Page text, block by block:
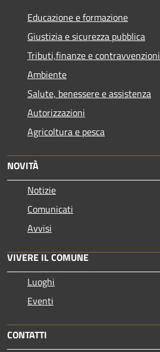
Educazione e formazione
Giustizia e sicurezza pubblica
Tributi,finanze e contravvenzioni
Ambiente
Salute, benessere e assistenza
Autorizzazioni
Agricoltura e pesca
NOVITÀ
Notizie
Comunicati
Avvisi
VIVERE IL COMUNE
Luoghi
Eventi
CONTATTI